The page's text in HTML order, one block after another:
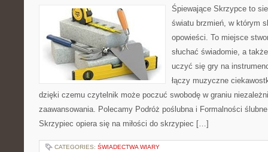
Śpiewające Skrzypce to
światu brzmień, w którym
opowieści. To miejsce
słuchać świadomie, a
uczyć się gry na
łączy muzyczne
dzięki czemu czytelnik może poczuć swobodę w graniu
zaawansowania. Polecamy Podróż poślubna i Formalności
Skrzypiec opiera się na miłości do skrzypiec […]
CATEGORIES: ŚWIADECTWA WIARY